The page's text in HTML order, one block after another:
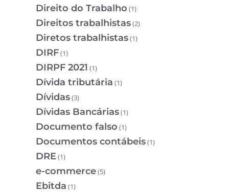
Direito do Trabalho (1)
Direitos trabalhistas(2)
Diretos trabalhistas(1)
DIRF(1)
DIRPF 2021 (1)
Dívida tributária (1)
Dívidas(3)
Dívidas Bancárias(1)
Documento falso (1)
Documentos contábeis(1)
DRE(1)
e-commerce(5)
Ebitda (1)